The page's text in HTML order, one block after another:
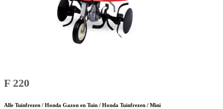
F 220
Alle Tuinfrezen / Honda Gazon en Tuin / Honda Tuinfrezen / Mini